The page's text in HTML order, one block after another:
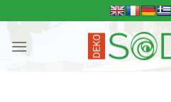
to
content